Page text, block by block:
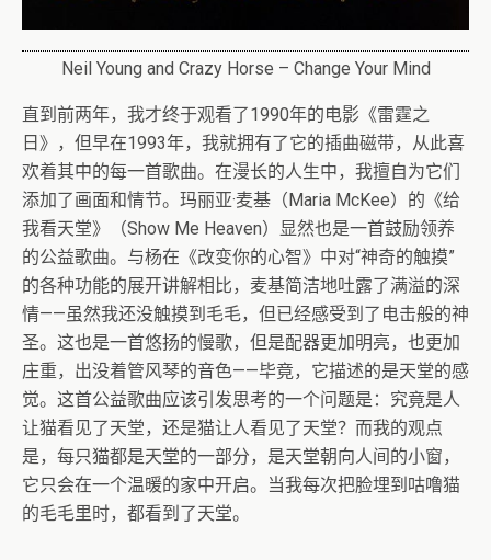
Neil Young and Crazy Horse – Change Your Mind
直到前两年，我才终于观看了1990年的电影《雷霆之
日》，但早在1993年，我就拥有了它的插曲磁带，从此喜
欢着其中的每一首歌曲。在漫长的人生中，我擅自为它们
添加了画面和情节。玛丽亚·麦基（Maria McKee）的《给
我看天堂》（Show Me Heaven）显然也是一首鼓励领养
的公益歌曲。与杨在《改变你的心智》中对“神奇的触摸”
的各种功能的展开讲解相比，麦基简洁地吐露了满溢的深
情——虽然我还没触摸到毛毛，但已经感受到了电击般的神
圣。这也是一首悠扬的慢歌，但是配器更加明亮，也更加
庄重，出没着管风琴的音色——毕竟，它描述的是天堂的感
觉。这首公益歌曲应该引发思考的一个问题是：究竟是人
让猫看见了天堂，还是猫让人看见了天堂？而我的观点
是，每只猫都是天堂的一部分，是天堂朝向人间的小窗，
它只会在一个温暖的家中开启。当我每次把脸埋到咕噜猫
的毛毛里时，都看到了天堂。